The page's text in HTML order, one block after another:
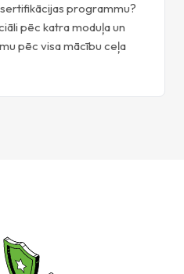
programmu?
pēc katra moduļa un
pēc visa mācību ceļa